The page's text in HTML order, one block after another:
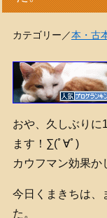
カテゴリー／本・古
おや、久しぶりに
ます！∑(ﾟ∀ﾟ)
カウフマン効果か
今日くまきちは、
た。